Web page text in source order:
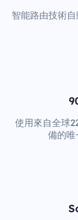
智能路由技術
使用來自全球
備的唯